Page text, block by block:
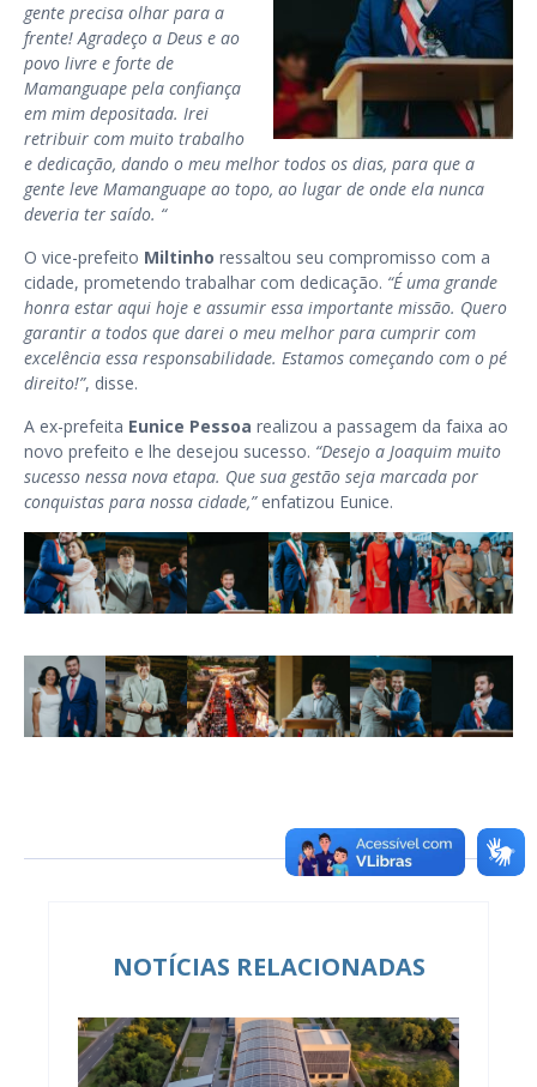
gente precisa olhar para a
frente! Agradeço a Deus e ao
povo livre e forte de
Mamanguape pela confiança
em mim depositada. Irei
retribuir com muito trabalho
e dedicação, dando o meu melhor todos os dias, para que a
gente leve Mamanguape ao topo, ao lugar de onde ela nunca
deveria ter saído. “
O vice-prefeito Miltinho ressaltou seu compromisso com a
cidade, prometendo trabalhar com dedicação. “É uma grande
honra estar aqui hoje e assumir essa importante missão. Quero
garantir a todos que darei o meu melhor para cumprir com
excelência essa responsabilidade. Estamos começando com o pé
direito!”, disse.
A ex-prefeita Eunice Pessoa realizou a passagem da faixa ao
novo prefeito e lhe desejou sucesso. “Desejo a Joaquim muito
sucesso nessa nova etapa. Que sua gestão seja marcada por
conquistas para nossa cidade,”enfatizou Eunice.
NOTÍCIAS RELACIONADAS